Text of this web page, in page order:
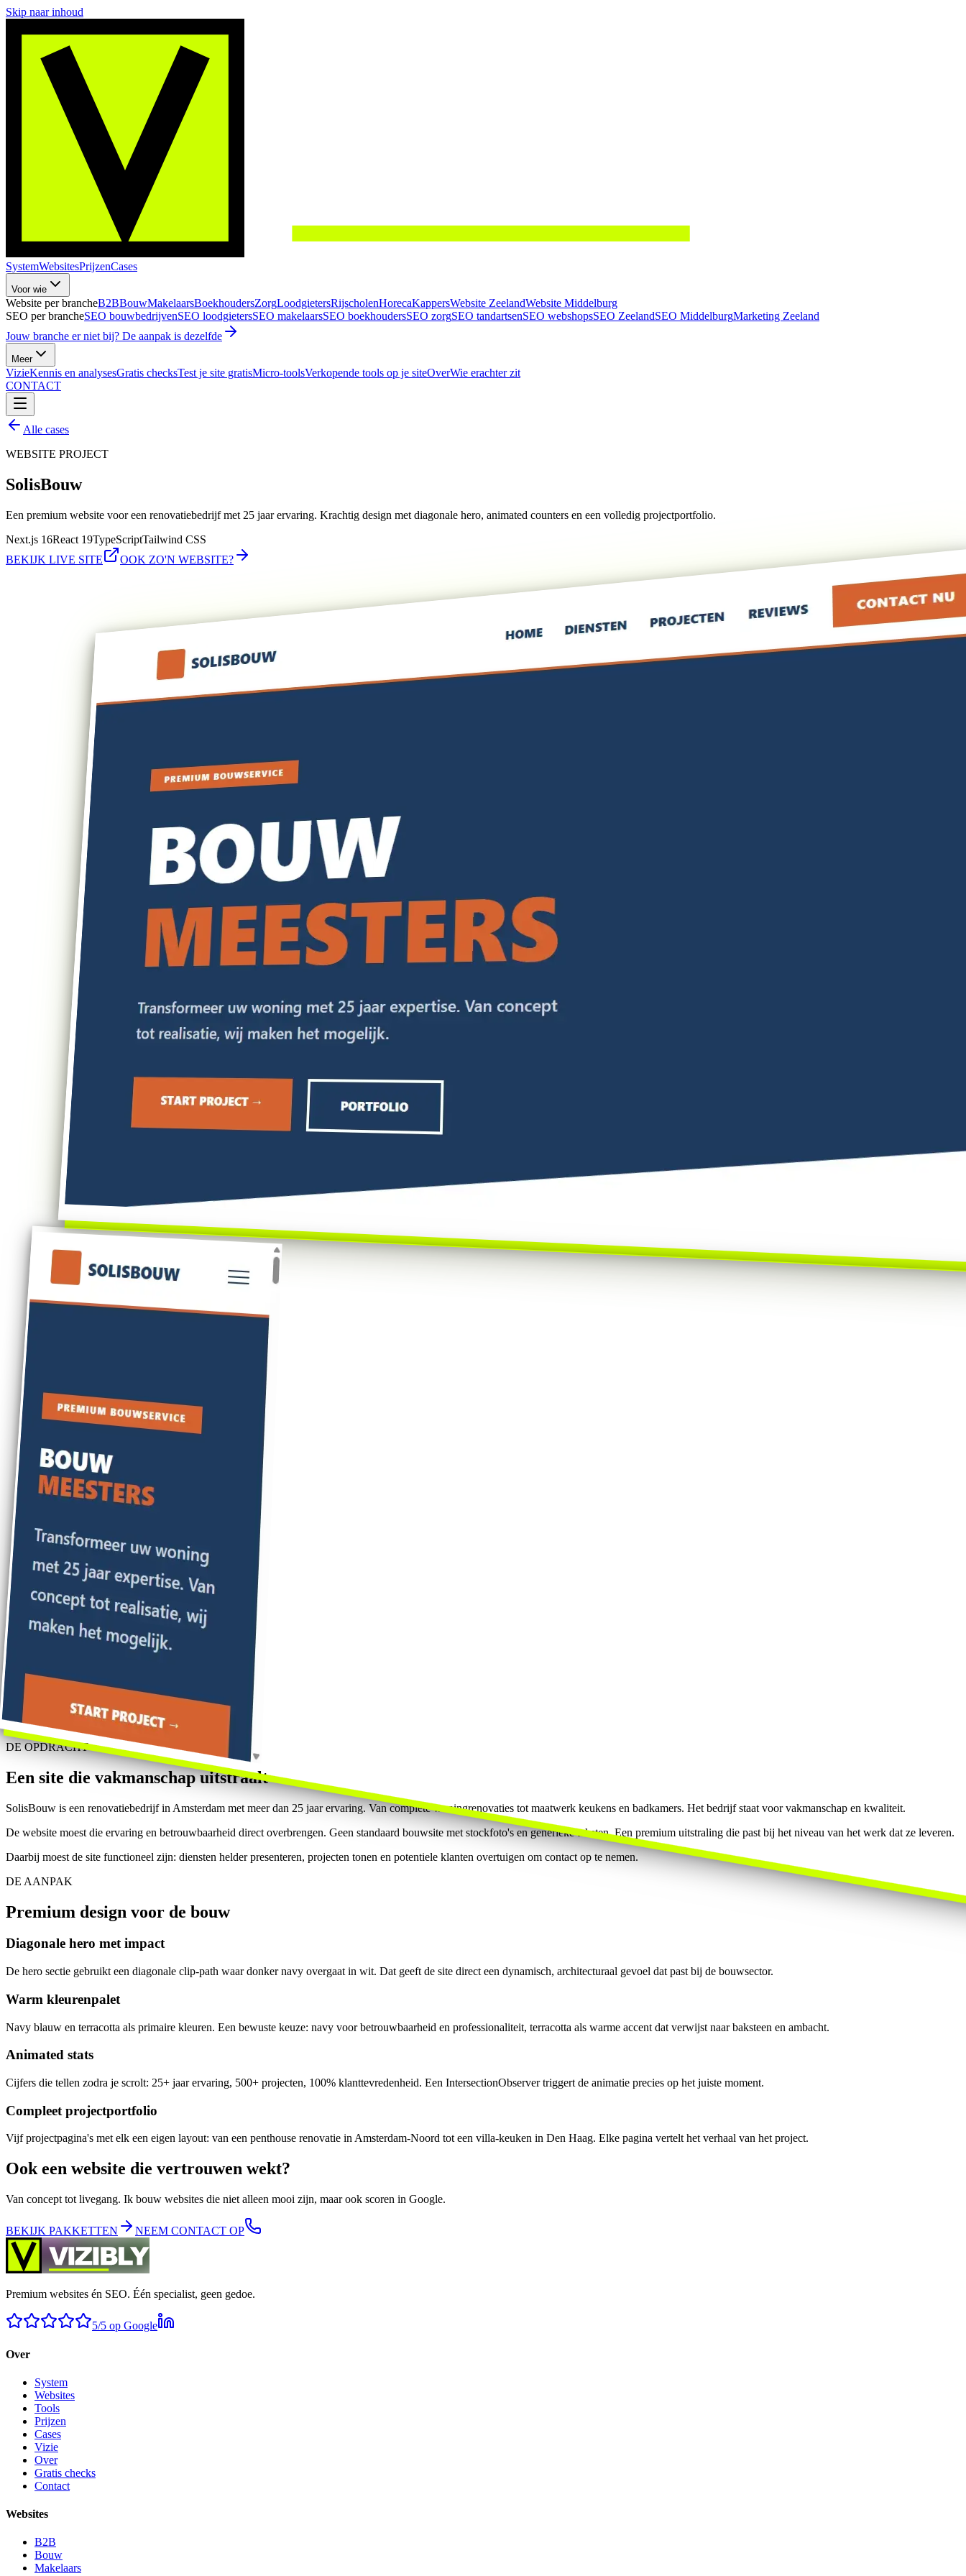
Skip naar inhoud
SystemWebsitesPrijzenCases
Voor wie
Website per brancheB2BBouwMakelaarsBoekhoudersZorgLoodgietersRijscholenHorecaKappersWebsite ZeelandWebsite Middelburg
SEO per brancheSEO bouwbedrijvenSEO loodgietersSEO makelaarsSEO boekhoudersSEO zorgSEO tandartsenSEO webshopsSEO ZeelandSEO MiddelburgMarketing Zeeland
Jouw branche er niet bij? De aanpak is dezelfde
Meer
VizieKennis en analysesGratis checksTest je site gratisMicro-toolsVerkopende tools op je siteOverWie erachter zit
CONTACT
Alle cases
WEBSITE PROJECT
SolisBouw
Een premium website voor een renovatiebedrijf met 25 jaar ervaring. Krachtig design met diagonale hero, animated counters en een volledig projectportfolio.
Next.js 16React 19TypeScriptTailwind CSS
BEKIJK LIVE SITE
OOK ZO'N WEBSITE?
DE OPDRACHT
Een site die vakmanschap uitstraalt
SolisBouw is een renovatiebedrijf in Amsterdam met meer dan 25 jaar ervaring. Van complete woningrenovaties tot maatwerk keukens en badkamers. Het bedrijf staat voor vakmanschap en kwaliteit.
De website moest die ervaring en betrouwbaarheid direct overbrengen. Geen standaard bouwsite met stockfoto's en generieke teksten. Een premium uitstraling die past bij het niveau van het werk dat ze leveren.
Daarbij moest de site functioneel zijn: diensten helder presenteren, projecten tonen en potentiele klanten overtuigen om contact op te nemen.
DE AANPAK
Premium design voor de bouw
Diagonale hero met impact
De hero sectie gebruikt een diagonale clip-path waar donker navy overgaat in wit. Dat geeft de site direct een dynamisch, architecturaal gevoel dat past bij de bouwsector.
Warm kleurenpalet
Navy blauw en terracotta als primaire kleuren. Een bewuste keuze: navy voor betrouwbaarheid en professionaliteit, terracotta als warme accent dat verwijst naar baksteen en ambacht.
Animated stats
Cijfers die tellen zodra je scrolt: 25+ jaar ervaring, 500+ projecten, 100% klanttevredenheid. Een IntersectionObserver triggert de animatie precies op het juiste moment.
Compleet projectportfolio
Vijf projectpagina's met elk een eigen layout: van een penthouse renovatie in Amsterdam-Noord tot een villa-keuken in Den Haag. Elke pagina vertelt het verhaal van het project.
Ook een website die vertrouwen wekt?
Van concept tot livegang. Ik bouw websites die niet alleen mooi zijn, maar ook scoren in Google.
BEKIJK PAKKETTEN NEEM CONTACT OP
Premium websites én SEO. Één specialist, geen gedoe.
5/5 op Google
Over
System
Websites
Tools
Prijzen
Cases
Vizie
Over
Gratis checks
Contact
Websites
B2B
Bouw
Makelaars